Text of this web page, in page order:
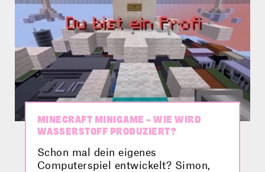
MINECRAFT MINIGAME – WIE WIRD
WASSERSTOFF PRODUZIERT?
Schon mal dein eigenes
Computerspiel entwickelt? Simon,